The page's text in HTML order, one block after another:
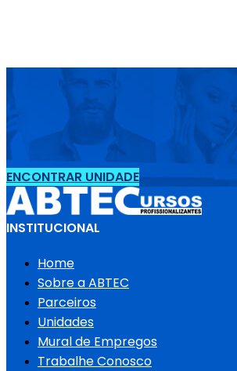
ENCONTRAR UNIDADE
INSTITUCIONAL
Home
Sobre a ABTEC
Parceiros
Unidades
Mural de Empregos
Trabalhe Conosco